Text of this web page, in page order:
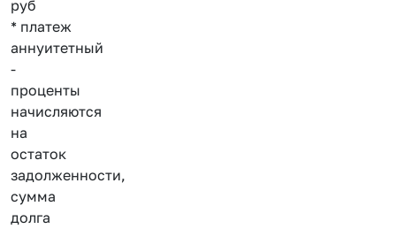
руб
* платеж
аннуитетный
-
проценты
начисляются
на
остаток
задолженности,
сумма
долга